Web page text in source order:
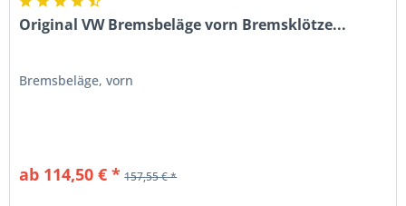
Original VW Bremsbeläge vorn Bremsklötze...
Bremsbeläge, vorn
ab 114,50 € * 157,55 € *